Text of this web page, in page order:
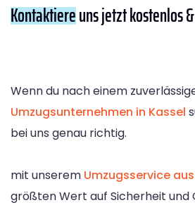
Kontaktiereuns jetzt kostenlos
Wenn du nach einem
Umzugsunternehmen in Kassel
bei uns genau richtig.
mit unserem Umzugsservice
größten Wert auf Sicherheit und